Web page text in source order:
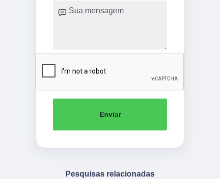
Enviar
Pesquisas relacionadas